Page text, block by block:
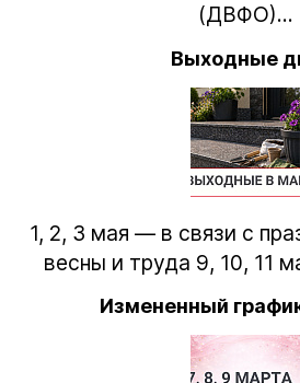
(ДВФО)...
Выходные
1, 2, 3 мая — в связи с
весны и труда 9, 10, 11
Измененный